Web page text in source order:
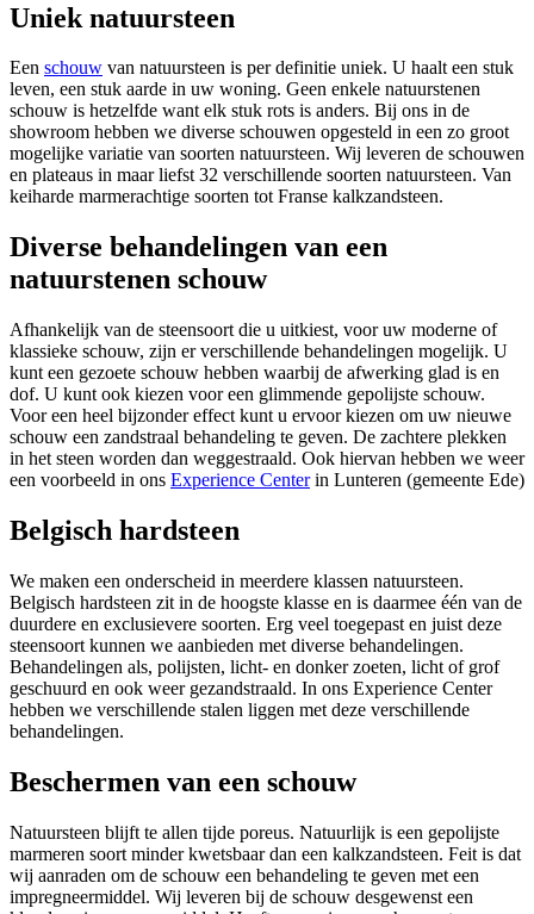
Uniek natuursteen
Een schouw van natuursteen is per definitie uniek. U haalt een stuk
leven, een stuk aarde in uw woning. Geen enkele natuurstenen
schouw is hetzelfde want elk stuk rots is anders. Bij ons in de
showroom hebben we diverse schouwen opgesteld in een zo groot
mogelijke variatie van soorten natuursteen. Wij leveren de schouwen
en plateaus in maar liefst 32 verschillende soorten natuursteen. Van
keiharde marmerachtige soorten tot Franse kalkzandsteen.
Diverse behandelingen van een
natuurstenen schouw
Afhankelijk van de steensoort die u uitkiest, voor uw moderne of
klassieke schouw, zijn er verschillende behandelingen mogelijk. U
kunt een gezoete schouw hebben waarbij de afwerking glad is en
dof. U kunt ook kiezen voor een glimmende gepolijste schouw.
Voor een heel bijzonder effect kunt u ervoor kiezen om uw nieuwe
schouw een zandstraal behandeling te geven. De zachtere plekken
in het steen worden dan weggestraald. Ook hiervan hebben we weer
een voorbeeld in ons Experience Centerin Lunteren (gemeente Ede)
Belgisch hardsteen
We maken een onderscheid in meerdere klassen natuursteen.
Belgisch hardsteen zit in de hoogste klasse en is daarmee één van de
duurdere en exclusievere soorten. Erg veel toegepast en juist deze
steensoort kunnen we aanbieden met diverse behandelingen.
Behandelingen als, polijsten, licht- en donker zoeten, licht of grof
geschuurd en ook weer gezandstraald. In ons Experience Center
hebben we verschillende stalen liggen met deze verschillende
behandelingen.
Beschermen van een schouw
Natuursteen blijft te allen tijde poreus. Natuurlijk is een gepolijste
marmeren soort minder kwetsbaar dan een kalkzandsteen. Feit is dat
wij aanraden om de schouw een behandeling te geven met een
impregneermiddel. Wij leveren bij de schouw desgewenst een